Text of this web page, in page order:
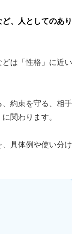
、人としてのあり
は「性格」に近い
約束を守る、相手
関わります。
具体例や使い分け